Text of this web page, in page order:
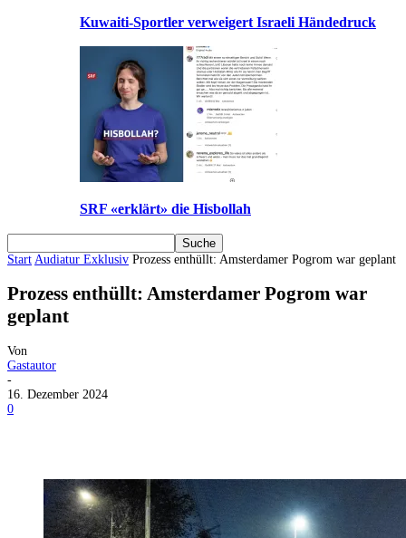
Kuwaiti-Sportler verweigert Israeli Händedruck
SRF «erklärt» die Hisbollah
Start Audiatur Exklusiv Prozess enthüllt: Amsterdamer Pogrom war geplant
Prozess enthüllt: Amsterdamer Pogrom war
geplant
Von
Gastautor
-
16. Dezember 2024
0